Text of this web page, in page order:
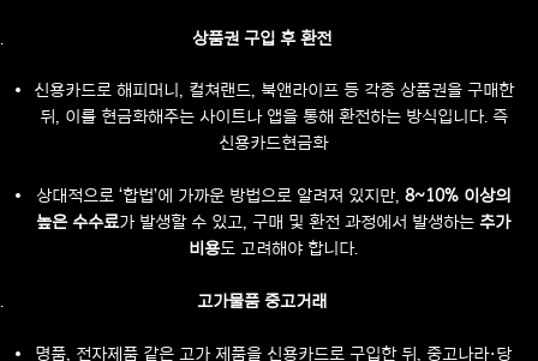
상품권 구입 후 환전
신용카드로 해피머니, 컬쳐랜드, 북앤라이프 등 각종 상품권을 구매한
뒤, 이를 현금화해주는 사이트나 앱을 통해 환전하는 방식입니다. 즉
신용카드현금화
상대적으로 ‘합법’에 가까운 방법으로 알려져 있지만,8~10% 이상의
높은 수수료가 발생할 수 있고, 구매 및 환전 과정에서 발생하는추가
비용도 고려해야 합니다.
고가물품 중고거래
명품, 전자제품 같은 고가 제품을 신용카드로 구입한 뒤, 중고나라·당